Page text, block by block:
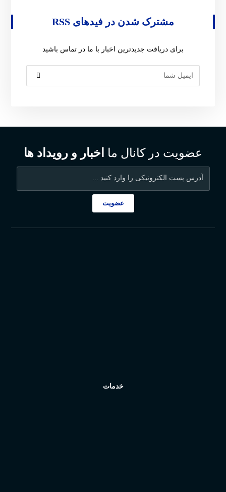
مشترک شدن در فیدهای RSS
برای دریافت جدیدترین اخبار با ما در تماس باشید
عضویت در کانال ما اخبار و رویداد ها
عضویت
خدمات